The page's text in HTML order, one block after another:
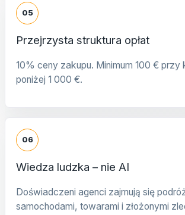
05
Przejrzysta struktura opłat
10% ceny zakupu. Minimum 100 € przy
poniżej 1 000 €.
06
Wiedza ludzka – nie AI
Doświadczeni agenci zajmują się
samochodami, towarami i złożonymi